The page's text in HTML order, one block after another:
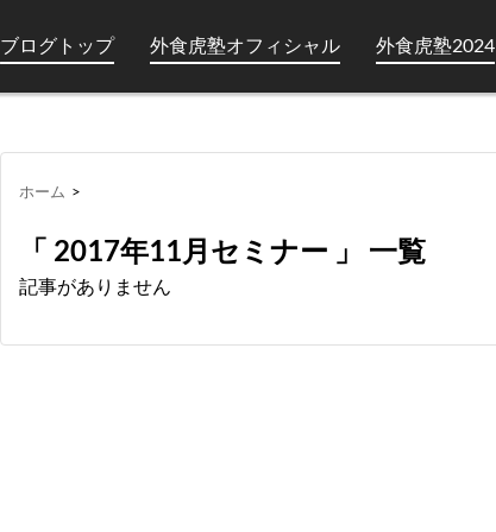
ブログトップ 外食虎塾オフィシャル 外食虎塾2024
ホーム >
「 2017年11月セミナー 」 一覧
記事がありません